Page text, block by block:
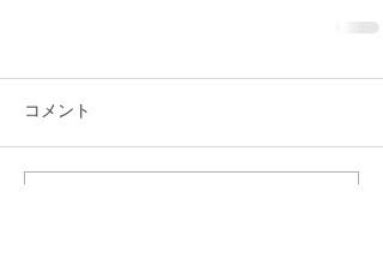
コメント